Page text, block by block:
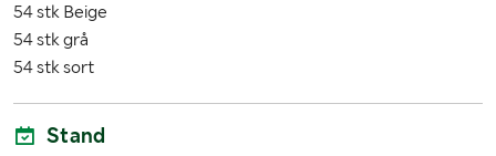
54 stk Beige
54 stk grå
54 stk sort
Stand